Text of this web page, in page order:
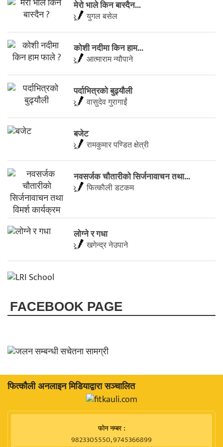
मेरो भाले किन बास्दैन...
युगल बसेल
कोशी नदीमा किन हाम...
आत्माराम न्यौपाने
पर्दाभित्रको बुढ्यौली
वासुदेव गुरागाईं
बजेट
रामकुमार पण्डित क्षेत्री
नवसर्जक चाैतारीकाे सिर्जनावाचन तथा...
फित्काैली डटकम
लाेग्ने र गधा
खगेन्द्र नेउपाने
FACEBOOK PAGE
फित्काैली अनलाइन मिडियाद्वारा सञ्चालित
फाेन नम्बर :
9823305550, 9745366899